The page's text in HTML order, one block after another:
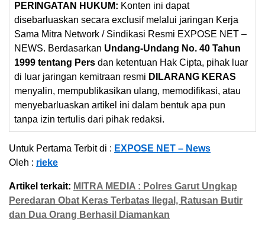
PERINGATAN HUKUM: Konten ini dapat
disebarluaskan secara exclusif melalui jaringan Kerja
Sama Mitra Network / Sindikasi Resmi EXPOSE NET –
NEWS. Berdasarkan Undang-Undang No. 40 Tahun
1999 tentang Pers dan ketentuan Hak Cipta, pihak luar
di luar jaringan kemitraan resmi DILARANG KERAS
menyalin, mempublikasikan ulang, memodifikasi, atau
menyebarluaskan artikel ini dalam bentuk apa pun
tanpa izin tertulis dari pihak redaksi.
Untuk Pertama Terbit di : EXPOSE NET – News
Oleh : rieke
Artikel terkait: MITRA MEDIA : Polres Garut Ungkap
Peredaran Obat Keras Terbatas Ilegal, Ratusan Butir
dan Dua Orang Berhasil Diamankan